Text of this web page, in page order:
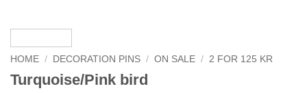
HOME / DECORATION PINS / ON SALE / 2 FOR 125 KR
Turquoise/Pink bird